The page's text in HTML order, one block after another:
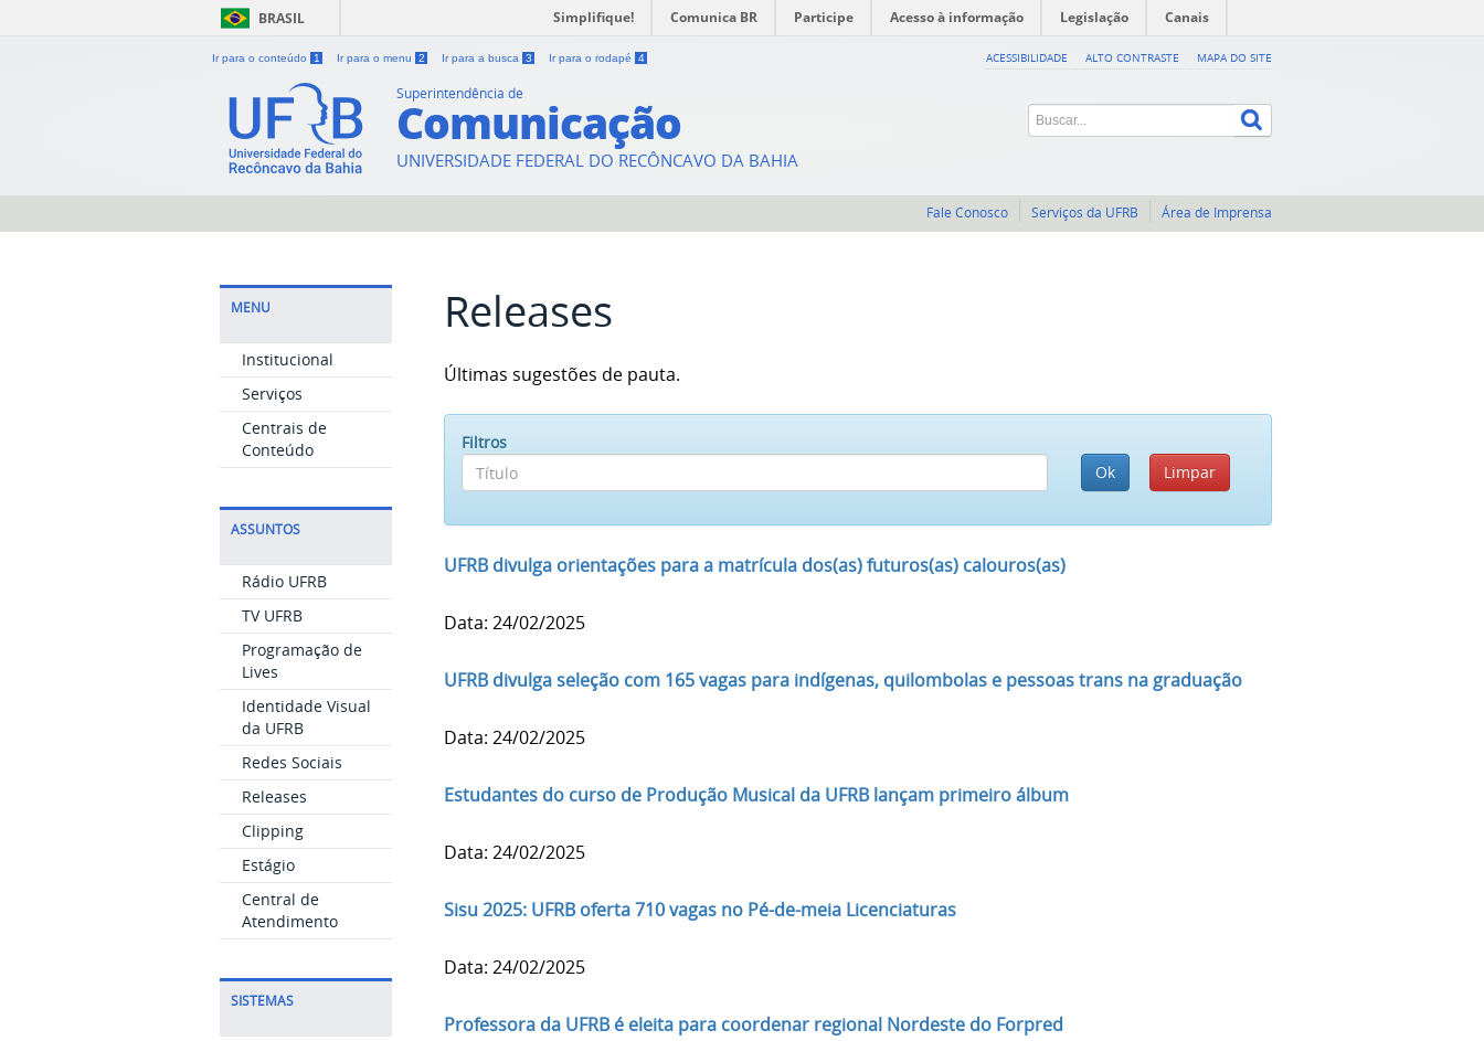
BRASIL Simplifique! Comunica BR Participe Acesso à informação Legislação Canais
Ir para o conteúdo 1 Ir para o menu 2 Ir para a busca 3 Ir para o rodapé 4 ACESSIBILIDADE ALTO CONTRASTE MAPA DO SITE
Superintendência de
Comunicação
UNIVERSIDADE FEDERAL DO RECÔNCAVO DA BAHIA
Fale Conosco Serviços da UFRB Área de Imprensa
MENU
Institucional
Serviços
Centrais de
Conteúdo
ASSUNTOS
Rádio UFRB
TV UFRB
Programação de
Lives
Identidade Visual
da UFRB
Redes Sociais
Releases
Clipping
Estágio
Central de
Atendimento
SISTEMAS
Releases
Últimas sugestões de pauta.
Filtros
UFRB divulga orientações para a matrícula dos(as) futuros(as) calouros(as)
Data: 24/02/2025
UFRB divulga seleção com 165 vagas para indígenas, quilombolas e pessoas trans na graduação
Data: 24/02/2025
Estudantes do curso de Produção Musical da UFRB lançam primeiro álbum
Data: 24/02/2025
Sisu 2025: UFRB oferta 710 vagas no Pé-de-meia Licenciaturas
Data: 24/02/2025
Professora da UFRB é eleita para coordenar regional Nordeste do Forpred